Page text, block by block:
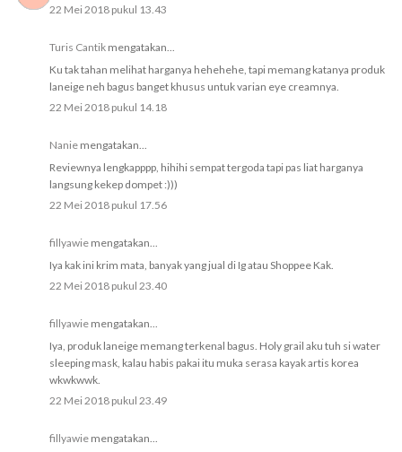
22 Mei 2018 pukul 13.43
Turis Cantik mengatakan...
Ku tak tahan melihat harganya hehehehe, tapi memang katanya produk
laneige neh bagus banget khusus untuk varian eye creamnya.
22 Mei 2018 pukul 14.18
Nanie mengatakan...
Reviewnya lengkapppp, hihihi sempat tergoda tapi pas liat harganya
langsung kekep dompet :)))
22 Mei 2018 pukul 17.56
fillyawie mengatakan...
Iya kak ini krim mata, banyak yang jual di Ig atau Shoppee Kak.
22 Mei 2018 pukul 23.40
fillyawie mengatakan...
Iya, produk laneige memang terkenal bagus. Holy grail aku tuh si water
sleeping mask, kalau habis pakai itu muka serasa kayak artis korea
wkwkwwk.
22 Mei 2018 pukul 23.49
fillyawie mengatakan...